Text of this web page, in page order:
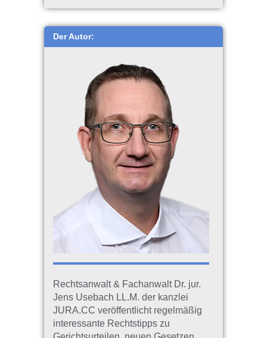
Der Autor:
Rechtsanwalt & Fachanwalt Dr. jur.
Jens Usebach LL.M. der kanzlei
JURA.CC veröffentlicht regelmäßig
interessante Rechtstipps zu